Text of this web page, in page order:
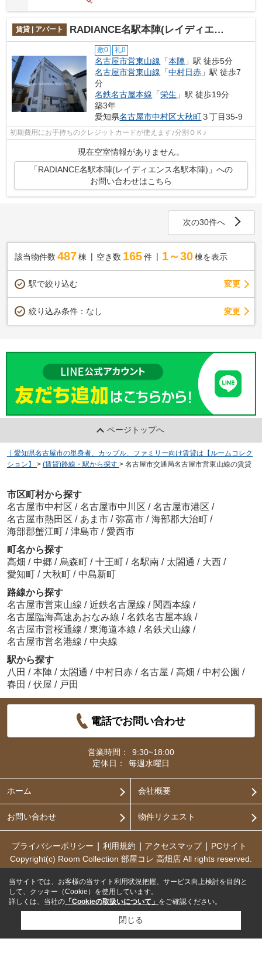
賃貸 | アパート RADIANCE名駅本陣(レイディエンス名駅本陣)
敷0 礼0
名古屋市営東山線 「本陣 」駅 徒歩5分
名古屋市営東山線 「中村日赤 」駅 徒歩7
分
名鉄名古屋本線 「栄生 」駅 徒歩19分
築3年
愛知県名古屋市中村区大秋町３丁目35-9
初期費用にお手持ちのクレジットカードが使えます♪分割ＯＫ♪
現在空室情報がありません。
「RADIANCE名駅本陣(レイディエンス名駅本陣)」への
お問い合わせはこちら
次の30件へ
該当物件数 487棟 空き数 165 件 1～30 棟を表示
駅で絞り込む 変更
絞り込み条件： なし 変更
ページトップへ
｜愛知県名古屋市の単身者、カップル、ファミリー向け賃貸は【ルームコレク
ション】
> (賃貸)路線・駅から探す > 名古屋市交通局名古屋市営東山線の賃貸
市区町村から探す
名古屋市中村区 / 名古屋市中川区 / 名古屋市港区 /
名古屋市熱田区 / あま市 / 弥富市 / 海部郡大治町 /
海部郡蟹江町 / 津島市 / 愛西市
町名から探す
高畑 / 中郷 / 烏森町 / 十王町 / 名駅南 / 太閤通 / 大西 /
愛知町 / 大秋町 / 中島新町
路線から探す
名古屋市営東山線 / 近鉄名古屋線 / 関西本線 /
名古屋臨海高速あおなみ線 / 名鉄名古屋本線 /
名古屋市営桜通線 / 東海道本線 / 名鉄犬山線 /
名古屋市営名港線 / 中央線
駅から探す
八田 / 本陣 / 太閤通 / 中村日赤 / 名古屋 / 高畑 / 中村公園 /
春田 / 伏屋 / 戸田
電話でお問い合わせ
営業時間：
9:30~18:00
定休日：
毎週水曜日
ホーム 会社概要
お問い合わせ 物件リクエスト
プライバシーポリシー 利用規約 アクセスマップ
PCサイト
Copyright(c) Room Collection 部屋コレ 高畑店 All rights reserved.
当サイトでは、お客様の当サイト利用状況把握、サービス向上検討を目的と
して、クッキー（Cookie）を使用しています。
詳しくは、当社の 「Cookieの取扱いについて」 をご確認ください。
閉じる